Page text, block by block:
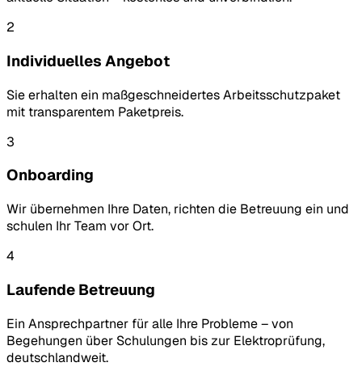
2
Individuelles Angebot
Sie erhalten ein maßgeschneidertes Arbeitsschutzpaket
mit transparentem Paketpreis.
3
Onboarding
Wir übernehmen Ihre Daten, richten die Betreuung ein und
schulen Ihr Team vor Ort.
4
Laufende Betreuung
Ein Ansprechpartner für alle Ihre Probleme – von
Begehungen über Schulungen bis zur Elektroprüfung,
deutschlandweit.